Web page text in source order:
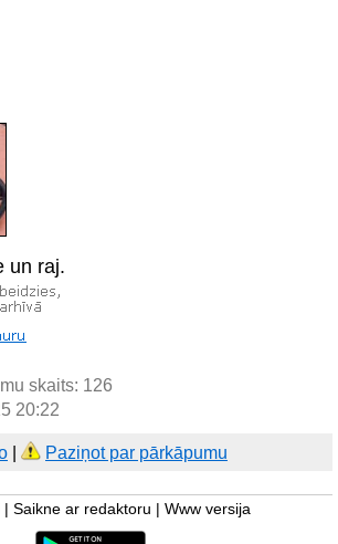
un raj.
skaits: 126
20:22
Paziņot par pārkāpumu
Saikne ar redaktoru Www versija